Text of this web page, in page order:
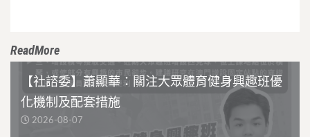
ReadMore
【社諮委】蕭顯華：關注大眾體育健身興趣班優
化機制及配套措施
2026-08-07